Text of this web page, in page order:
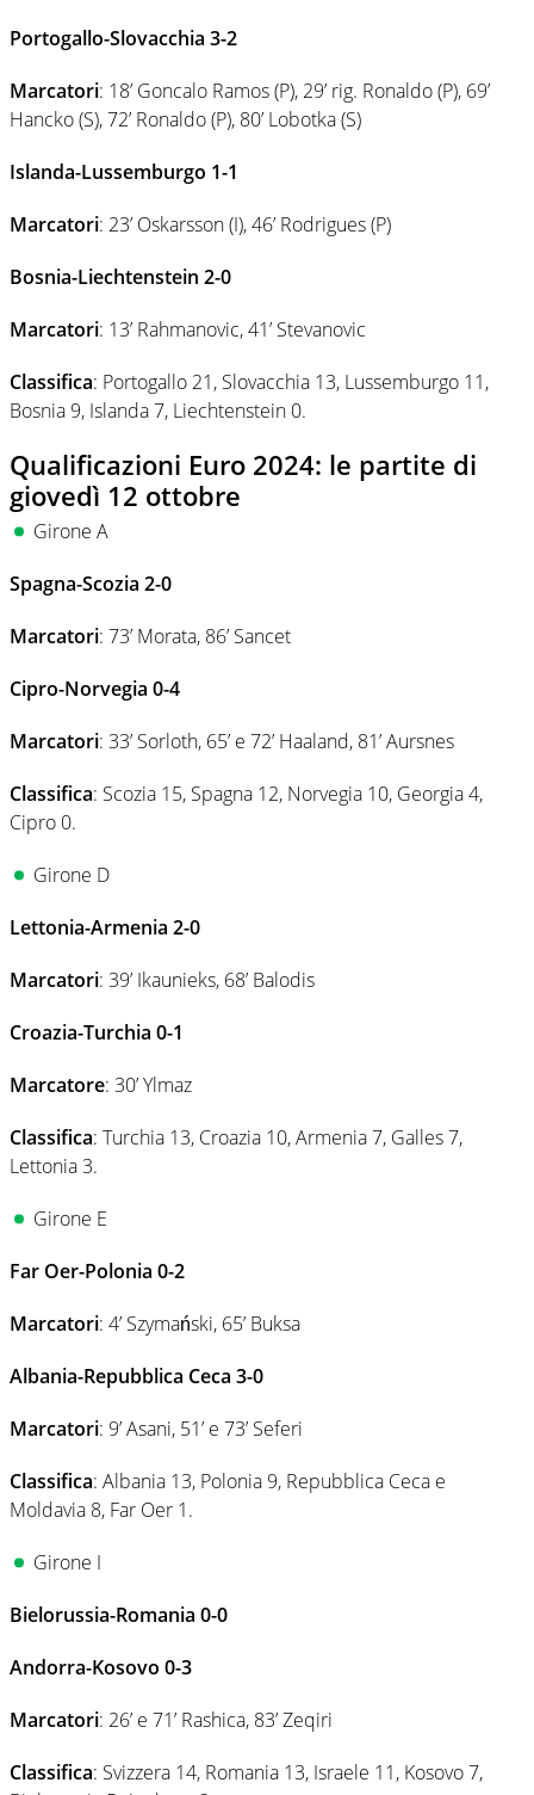
Portogallo-Slovacchia 3-2
Marcatori: 18’ Goncalo Ramos (P), 29’ rig. Ronaldo (P), 69’
Hancko (S), 72’ Ronaldo (P), 80’ Lobotka (S)
Islanda-Lussemburgo 1-1
Marcatori: 23’ Oskarsson (I), 46’ Rodrigues (P)
Bosnia-Liechtenstein 2-0
Marcatori: 13’ Rahmanovic, 41’ Stevanovic
Classifica: Portogallo 21, Slovacchia 13, Lussemburgo 11,
Bosnia 9, Islanda 7, Liechtenstein 0.
Qualificazioni Euro 2024: le partite di
giovedì 12 ottobre
Girone A
Spagna-Scozia 2-0
Marcatori: 73’ Morata, 86’ Sancet
Cipro-Norvegia 0-4
Marcatori: 33’ Sorloth, 65’ e 72’ Haaland, 81’ Aursnes
Classifica: Scozia 15, Spagna 12, Norvegia 10, Georgia 4,
Cipro 0.
Girone D
Lettonia-Armenia 2-0
Marcatori: 39’ Ikaunieks, 68’ Balodis
Croazia-Turchia 0-1
Marcatore: 30’ Ylmaz
Classifica: Turchia 13, Croazia 10, Armenia 7, Galles 7,
Lettonia 3.
Girone E
Far Oer-Polonia 0-2
Marcatori: 4’ Szymański, 65’ Buksa
Albania-Repubblica Ceca 3-0
Marcatori: 9’ Asani, 51’ e 73’ Seferi
Classifica: Albania 13, Polonia 9, Repubblica Ceca e
Moldavia 8, Far Oer 1.
Girone I
Bielorussia-Romania 0-0
Andorra-Kosovo 0-3
Marcatori: 26’ e 71’ Rashica, 83’ Zeqiri
Classifica: Svizzera 14, Romania 13, Israele 11, Kosovo 7,